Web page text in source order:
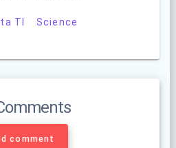
TI Science
comment